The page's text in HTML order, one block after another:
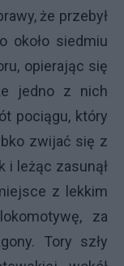
że przebył
około siedmiu
opierając się
jedno z nich
pociągu, który
zwijać się z
i leżąc zasunął
z lekkim
za
Tory szły